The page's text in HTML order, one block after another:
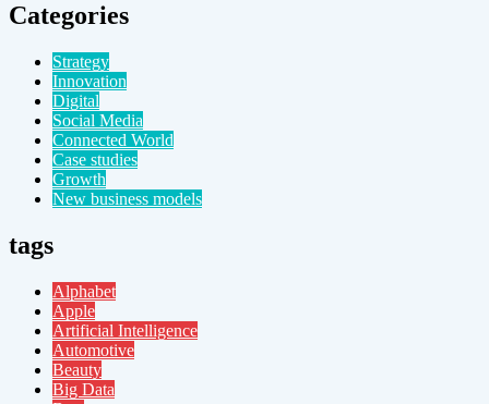
Categories
Strategy
Innovation
Digital
Social Media
Connected World
Case studies
Growth
New business models
tags
Alphabet
Apple
Artificial Intelligence
Automotive
Beauty
Big Data